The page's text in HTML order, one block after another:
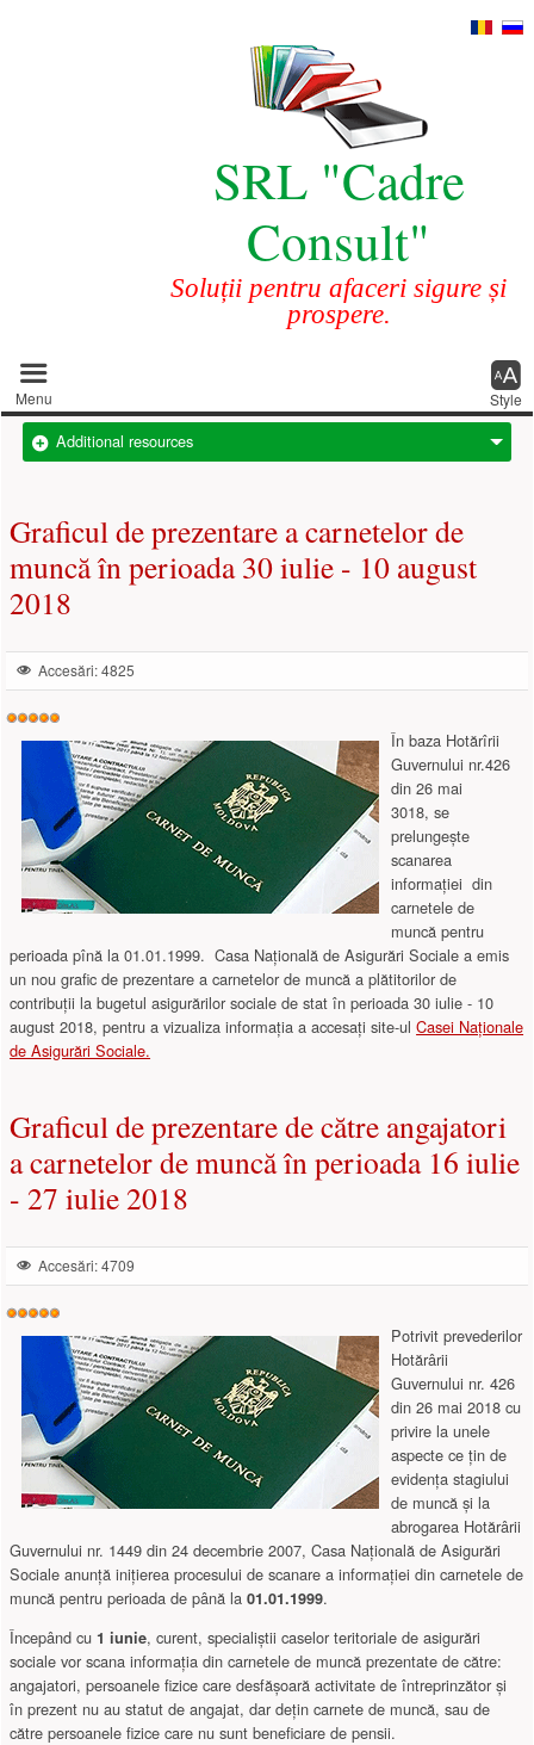
SRL "Cadre
Consult"
Soluții pentru afaceri sigure și
prospere.
Main menu
Menu Style
Additional resources
Graficul de prezentare a carnetelor de
muncă în perioada 30 iulie - 10 august
2018
Accesări: 4825
Evaluare
utilizator:5/5
În baza Hotărîrii
Guvernului nr.426
din 26 mai
3018, se
prelungește
scanarea
informației din
carnetele de
muncă pentru
perioada pînă la 01.01.1999. Casa Națională de Asigurări Sociale a emis
un nou grafic de prezentare a carnetelor de muncă a plătitorilor de
contribuţii la bugetul asigurărilor sociale de stat în perioada 30 iulie - 10
august 2018, pentru a vizualiza informația a accesați site-ulCasei Naționale
de Asigurări Sociale.
Graficul de prezentare de către angajatori
a carnetelor de muncă în perioada 16 iulie
- 27 iulie 2018
Accesări: 4709
Evaluare
utilizator:5/5
Potrivit prevederilor
Hotărârii
Guvernului nr. 426
din 26 mai 2018 cu
privire la unele
aspecte ce ţin de
evidenţa stagiului
de muncă şi la
abrogarea Hotărârii
Guvernului nr. 1449 din 24 decembrie 2007, Casa Naţională de Asigurări
Sociale anunţă iniţierea procesului de scanare a informaţiei din carnetele de
muncă pentru perioada de până la01.01.1999.
Începând cu1 iunie, curent, specialiștii caselor teritoriale de asigurări
sociale vor scana informația din carnetele de muncă prezentate de către:
angajatori, persoanele fizice care desfășoară activitate de întreprinzător şi
în prezent nu au statut de angajat, dar dețin carnete de muncă, sau de
către persoanele fizice care nu sunt beneficiare de pensii.